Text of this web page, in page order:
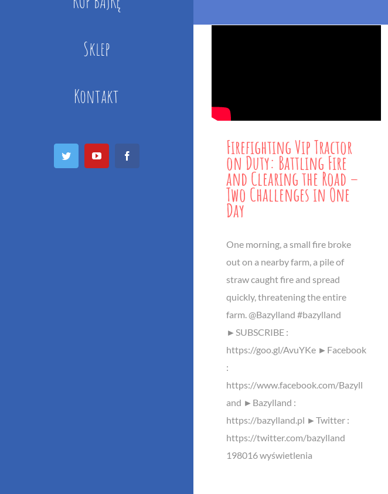
Sklep
Kontakt
Twitter YouTube Firefighting Vip Tractor
on Duty: Battling Fire
and Clearing the Road –
Two Challenges in One
Day
One morning, a small fire broke
out on a nearby farm, a pile of
straw caught fire and spread
quickly, threatening the entire
farm. @Bazylland #bazylland
►SUBSCRIBE :
https://goo.gl/AvuYKe ►Facebook
:
https://www.facebook.com/Bazyll
and ►Bazylland :
https://bazylland.pl ►Twitter :
https://twitter.com/bazylland
198016 wyświetlenia